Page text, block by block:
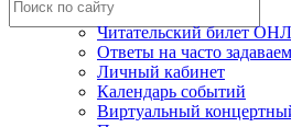
Читательский билет
Ответы на часто
Личный кабинет
Календарь событий
Виртуальный